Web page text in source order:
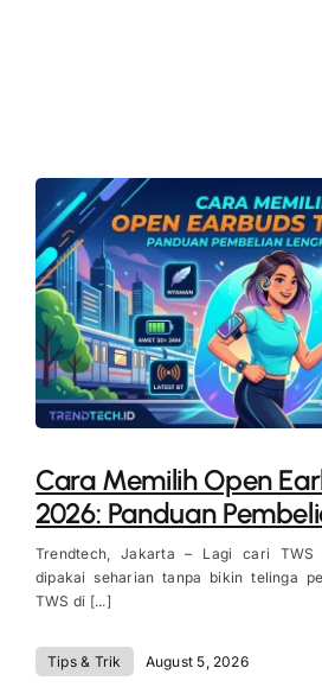
Cara Memilih Open
2026: Panduan
Trendtech, Jakarta – Lagi cari TWS
dipakai seharian tanpa bikin telinga
TWS di [...]
Tips & Trik August 5, 2026